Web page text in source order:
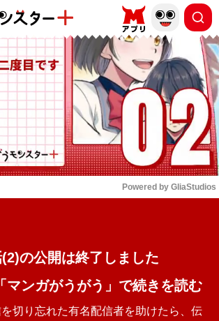
もっと読む
Powered by GliaStudios
の公開は終了しました
マンガがうがう」で続きを読む
切り忘れた有名配信者を助けたら、伝